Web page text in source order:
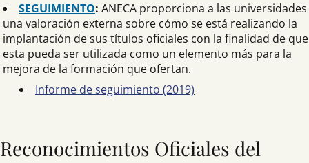
SEGUIMIENTO: ANECA proporciona a las universidades
una valoración externa sobre cómo se está realizando la
implantación de sus títulos oficiales con la finalidad de que
esta pueda ser utilizada como un elemento más para la
mejora de la formación que ofertan.
Informe de seguimiento (2019)
Reconocimientos Oficiales del